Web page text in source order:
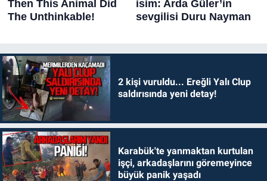
2 kişi vuruldu... Ereğli Yalı Clup
saldırısında yeni detay!
Karabük'te yanmaktan kurtulan
işçi, arkadaşlarını göremeyince
büyük panik yaşadı